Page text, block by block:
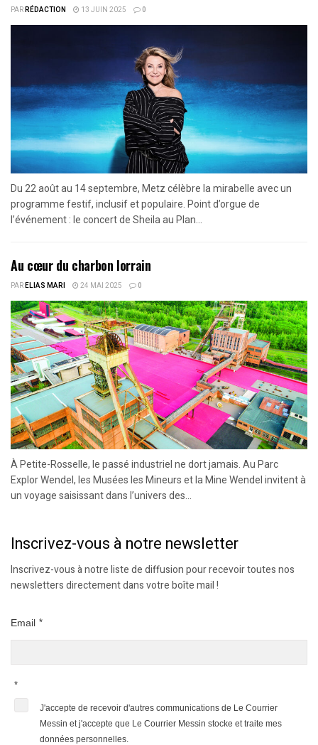
PARRÉDACTION 13 JUIN 2025 0
Du 22 août au 14 septembre, Metz célèbre la mirabelle avec un
programme festif, inclusif et populaire. Point d’orgue de
l’événement : le concert de Sheila au Plan...
Au cœur du charbon lorrain
PARELIAS MARI 24 MAI 2025 0
À Petite-Rosselle, le passé industriel ne dort jamais. Au Parc
Explor Wendel, les Musées les Mineurs et la Mine Wendel invitent à
un voyage saisissant dans l’univers des...
Inscrivez-vous à notre newsletter
Inscrivez-vous à notre liste de diffusion pour recevoir toutes nos
newsletters directement dans votre boîte mail !
Email *
*
J'accepte de recevoir d'autres communications de Le Courrier
Messin et j'accepte que Le Courrier Messin stocke et traite mes
données personnelles.